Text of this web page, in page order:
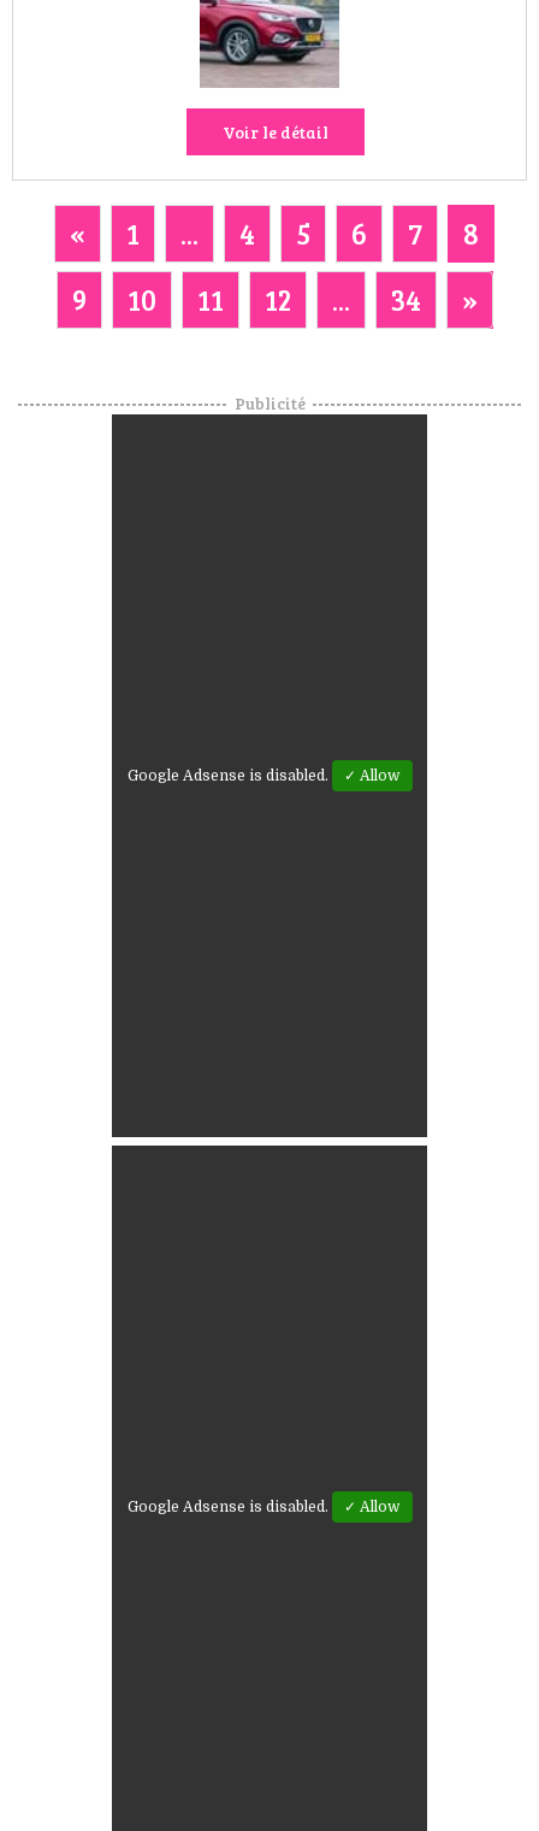
Voir le détail
« 1 ... 4 5 6 7
8
9
10 11 12 ... 34 »
Publicité
Google Adsense is disabled. ✓ Allow
Google Adsense is disabled. ✓ Allow